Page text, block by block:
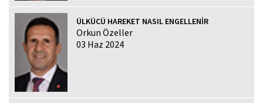
ÜLKÜCÜ HAREKET NASIL ENGELLENİR
Orkun Özeller
03 Haz 2024